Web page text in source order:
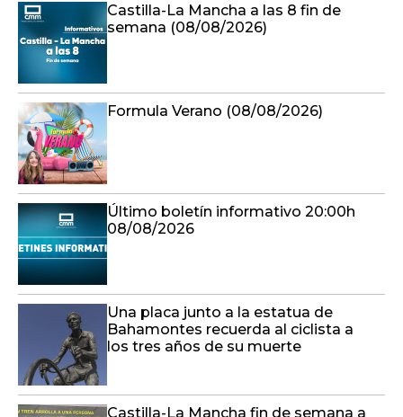
Castilla-La Mancha a las 8 fin de
semana (08/08/2026)
Formula Verano (08/08/2026)
Último boletín informativo 20:00h
08/08/2026
Una placa junto a la estatua de
Bahamontes recuerda al ciclista a
los tres años de su muerte
Castilla-La Mancha fin de semana a